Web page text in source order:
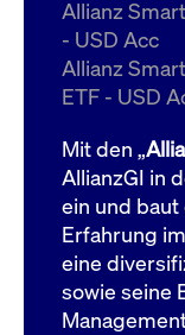
Allianz
- USD Acc
Allianz
ETF - USD
Mit den „
AllianzGI in
ein und
Erfahrung
eine
sowie seine